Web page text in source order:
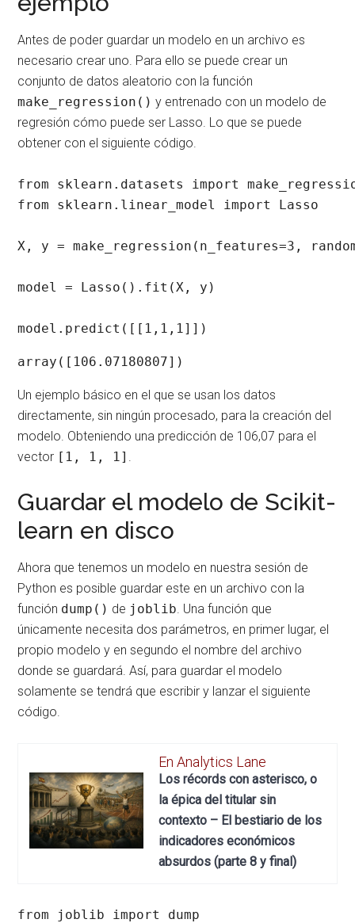
Antes de poder guardar un modelo en un archivo es
necesario crear uno. Para ello se puede crear un
conjunto de datos aleatorio con la función
make_regression() y entrenado con un modelo de
regresión cómo puede ser Lasso. Lo que se puede
obtener con el siguiente código.
from sklearn.datasets import
from sklearn.linear_model import Lasso
X, y = make_regression(n_features=3,
model = Lasso().fit(X, y)
model.predict([[1,1,1]])
array([106.07180807])
Un ejemplo básico en el que se usan los datos
directamente, sin ningún procesado, para la creación del
modelo. Obteniendo una predicción de 106,07 para el
vector [1, 1, 1] .
Guardar el modelo de Scikit-
learn en disco
Ahora que tenemos un modelo en nuestra sesión de
Python es posible guardar este en un archivo con la
función dump() de joblib. Una función que
únicamente necesita dos parámetros, en primer lugar, el
propio modelo y en segundo el nombre del archivo
donde se guardará. Así, para guardar el modelo
solamente se tendrá que escribir y lanzar el siguiente
código.
En Analytics Lane
Los récords con asterisco, o
la épica del titular sin
contexto – El bestiario de los
indicadores económicos
absurdos (parte 8 y final)
from joblib import dump